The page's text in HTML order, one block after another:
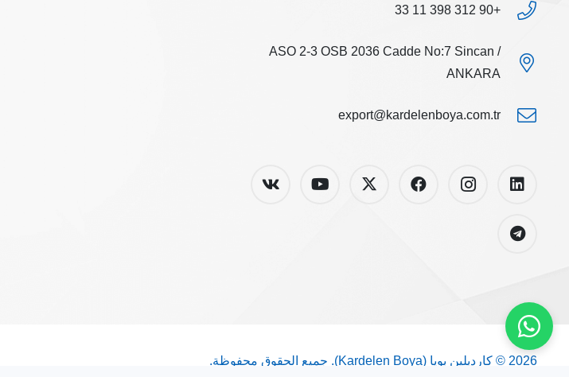
+90 312 398 11 33
ASO 2-3 OSB 2036 Cadde No:7 Sincan /
ANKARA
export@kardelenboya.com.tr
2026 © كارديلين بويا (Kardelen Boya). جميع الحقوق محفوظة.